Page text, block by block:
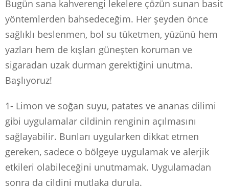
Bugün sana kahverengi lekelere çözün sunan basit
yöntemlerden bahsedeceğim. Her şeyden önce
sağlıklı beslenmen, bol su tüketmen, yüzünü hem
yazları hem de kışları güneşten koruman ve
sigaradan uzak durman gerektiğini unutma.
Başlıyoruz!
1- Limon ve soğan suyu, patates ve ananas dilimi
gibi uygulamalar cildinin renginin açılmasını
sağlayabilir. Bunları uygularken dikkat etmen
gereken, sadece o bölgeye uygulamak ve alerjik
etkileri olabileceğini unutmamak. Uygulamadan
sonra da cildini mutlaka durula.